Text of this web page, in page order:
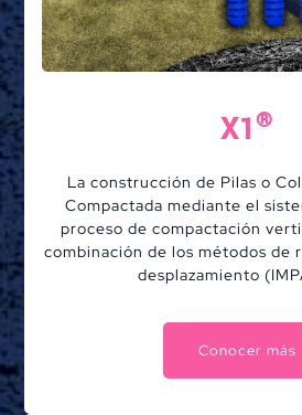
X1®
La construcción de Pilas o
Compactada mediante el
proceso de compactación
combinación de los métodos de
desplazamiento
Conocer más